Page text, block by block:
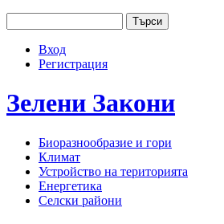
User menu
Вход
Регистрация
Зелени Закони
Биоразнообразие и гори
Климат
Устройство на територията
Енергетика
Селски райони